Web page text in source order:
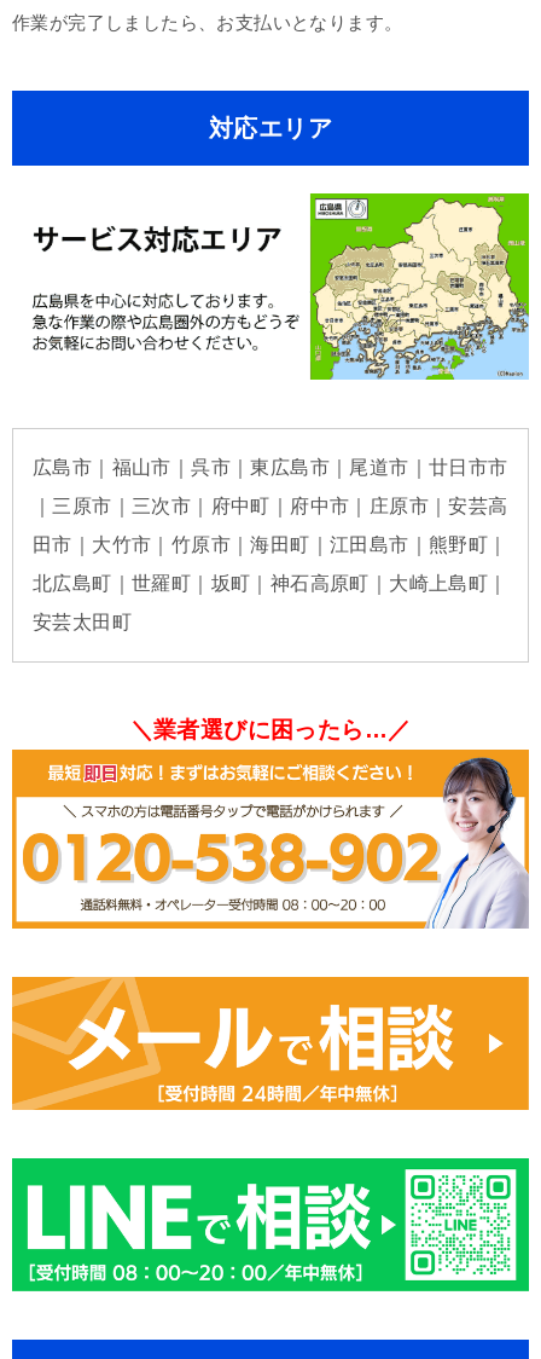
作業が完了しましたら、お支払いとなります。
対応エリア
広島市｜福山市｜呉市｜東広島市｜尾道市｜廿日市市
｜三原市｜三次市｜府中町｜府中市｜庄原市｜安芸高
田市｜大竹市｜竹原市｜海田町｜江田島市｜熊野町｜
北広島町｜世羅町｜坂町｜神石高原町｜大崎上島町｜
安芸太田町
＼業者選びに困ったら…／